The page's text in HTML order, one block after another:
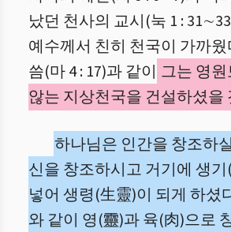
났던 천사의 교시(눅 1 :
예수께서 친히 천국이 가까
씀(마 4 : 17)과 같이 그는 영
않는 지상천국을 건설하셨을
하나님은 인간을 창조하
신을 창조하시고 거기에 생
넣어 생령(生靈)이 되게 하셨
와 같이 영(靈)과 육(肉)으로